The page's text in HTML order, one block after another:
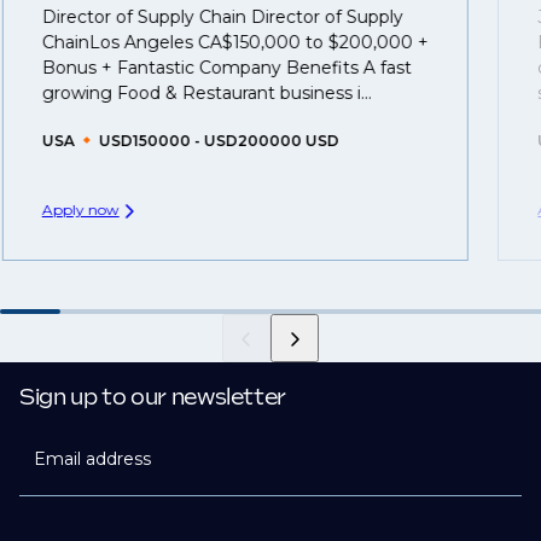
That's why we recommendregistering your CV
you can be considered for roles that have yet to be
created.
Director of Supply Chain Director of Supply
ChainLos Angeles CA$150,000 to $200,000 +
Bonus + Fantastic Company Benefits A fast
growing Food & Restaurant business i...
USA USD150000 - USD200000 USD
Apply now
Sign up to our newsletter
Email address